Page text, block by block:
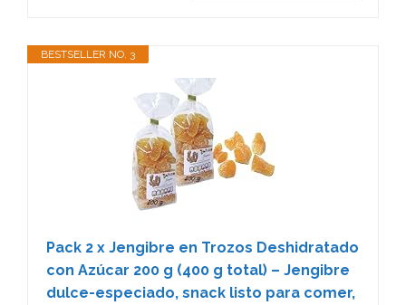
BESTSELLER NO. 3
Pack 2 x Jengibre en Trozos Deshidratado
con Azúcar 200 g (400 g total) – Jengibre
dulce-especiado, snack listo para comer,